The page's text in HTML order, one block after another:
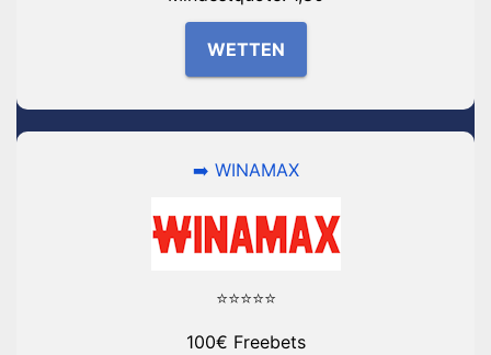
WETTEN
➡️ WINAMAX
⭐⭐⭐⭐⭐
100€ Freebets